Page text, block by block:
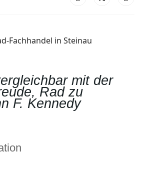
mit der
Rad zu
F. Kennedy